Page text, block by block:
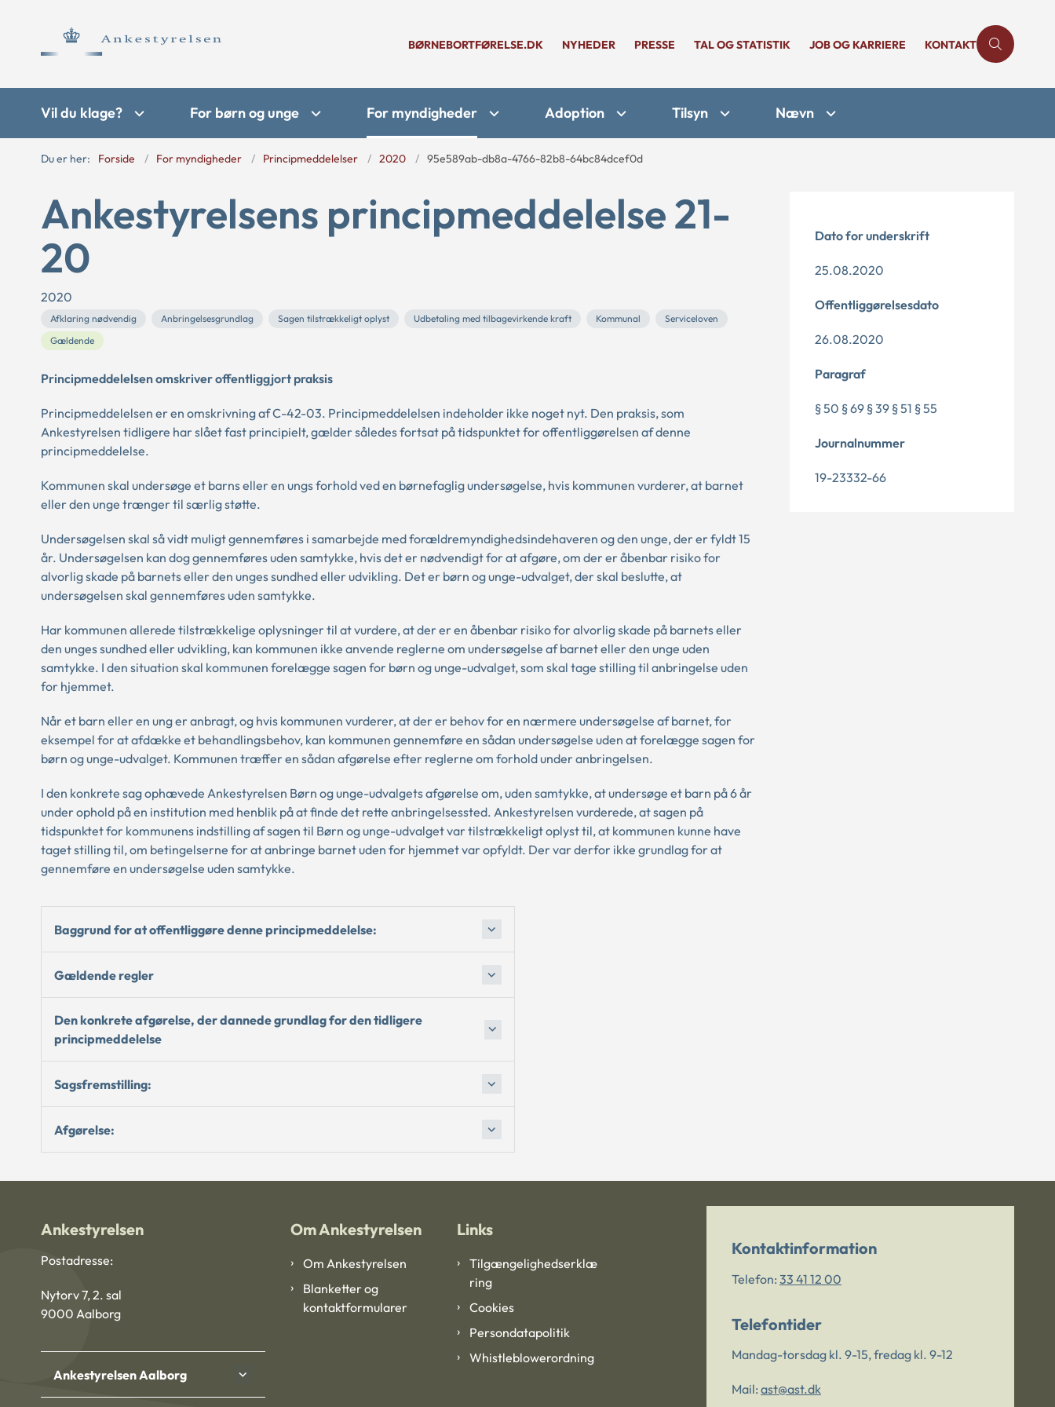
BØRNEBORTFØRELSE.DK NYHEDER PRESSE TAL OG STATISTIK JOB OG KARRIERE KONTAKT
Vil du klage? For børn og unge For myndigheder Adoption Tilsyn Nævn
Du er her: Forside For myndigheder Principmeddelelser 2020 95e589ab-db8a-4766-82b8-64bc84dcef0d
Ankestyrelsens principmeddelelse 21-
20
2020
Afklaring nødvendig Anbringelsesgrundlag Sagen tilstrækkeligt oplyst Udbetaling med tilbagevirkende kraft Kommunal
Serviceloven
Gældende
Principmeddelelsen omskriver offentliggjort praksis
Principmeddelelsen er en omskrivning af C-42-03. Principmeddelelsen indeholder ikke noget nyt. Den praksis, som
Ankestyrelsen tidligere har slået fast principielt, gælder således fortsat på tidspunktet for offentliggørelsen af denne
principmeddelelse.
Kommunen skal undersøge et barns eller en ungs forhold ved en børnefaglig undersøgelse, hvis kommunen vurderer, at barnet
eller den unge trænger til særlig støtte.
Undersøgelsen skal så vidt muligt gennemføres i samarbejde med forældremyndighedsindehaveren og den unge, der er fyldt 15
år. Undersøgelsen kan dog gennemføres uden samtykke, hvis det er nødvendigt for at afgøre, om der er åbenbar risiko for
alvorlig skade på barnets eller den unges sundhed eller udvikling. Det er børn og unge-udvalget, der skal beslutte, at
undersøgelsen skal gennemføres uden samtykke.
Har kommunen allerede tilstrækkelige oplysninger til at vurdere, at der er en åbenbar risiko for alvorlig skade på barnets eller
den unges sundhed eller udvikling, kan kommunen ikke anvende reglerne om undersøgelse af barnet eller den unge uden
samtykke. I den situation skal kommunen forelægge sagen for børn og unge-udvalget, som skal tage stilling til anbringelse uden
for hjemmet.
Når et barn eller en ung er anbragt, og hvis kommunen vurderer, at der er behov for en nærmere undersøgelse af barnet, for
eksempel for at afdække et behandlingsbehov, kan kommunen gennemføre en sådan undersøgelse uden at forelægge sagen for
børn og unge-udvalget. Kommunen træffer en sådan afgørelse efter reglerne om forhold under anbringelsen.
I den konkrete sag ophævede Ankestyrelsen Børn og unge-udvalgets afgørelse om, uden samtykke, at undersøge et barn på 6 år
under ophold på en institution med henblik på at finde det rette anbringelsessted. Ankestyrelsen vurderede, at sagen på
tidspunktet for kommunens indstilling af sagen til Børn og unge-udvalget var tilstrækkeligt oplyst til, at kommunen kunne have
taget stilling til, om betingelserne for at anbringe barnet uden for hjemmet var opfyldt. Der var derfor ikke grundlag for at
gennemføre en undersøgelse uden samtykke.
Baggrund for at offentliggøre denne principmeddelelse:
Gældende regler
Den konkrete afgørelse, der dannede grundlag for den tidligere
principmeddelelse
Sagsfremstilling:
Afgørelse:
Dato for underskrift
25.08.2020
Offentliggørelsesdato
26.08.2020
Paragraf
§ 50 § 69 § 39 § 51 § 55
Journalnummer
19-23332-66
Ankestyrelsen
Postadresse:
Nytorv 7, 2. sal
9000 Aalborg
Ankestyrelsen Aalborg
Om Ankestyrelsen
Om Ankestyrelsen
Blanketter og
kontaktformularer
Links
Tilgængelighedserklæ
ring
Cookies
Persondatapolitik
Whistleblowerordning
Kontaktinformation
Telefon: 33 41 12 00
Telefontider
Mandag-torsdag kl. 9-15, fredag kl. 9-12
Mail: ast@ast.dk